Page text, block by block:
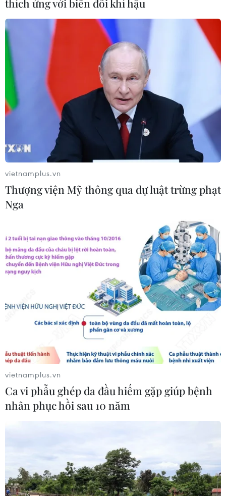
thích ứng với biến đổi khí hậu
vietnamplus.vn
Thượng viện Mỹ thông qua dự luật trừng phạt
Nga
vietnamplus.vn
Ca vi phẫu ghép da đầu hiếm gặp giúp bệnh
nhân phục hồi sau 10 năm